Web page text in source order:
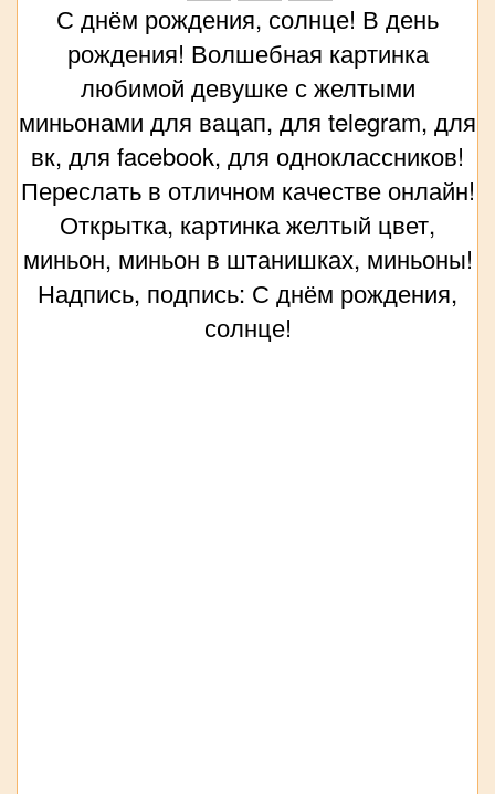
С днём рождения, солнце! В день
рождения! Волшебная картинка
любимой девушке с желтыми
миньонами для вацап, для telegram, для
вк, для facebook, для одноклассников!
Переслать в отличном качестве онлайн!
Открытка, картинка желтый цвет,
миньон, миньон в штанишках, миньоны!
Надпись, подпись: С днём рождения,
солнце!